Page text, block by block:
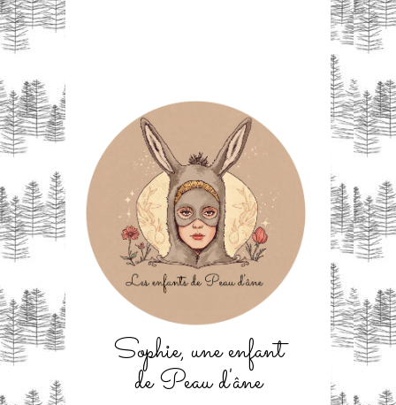
Sophie, une enfant
de Peau d'âne